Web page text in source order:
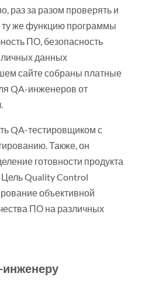
раз за разом проверять и
ту же функцию программы
ПО, безопасность
данных
сайте собраны платные
QA-инженеров от
QA-тестировщиком с
Также, он
готовности продукта
Цель Quality Control
объективной
ПО на различных
инженеру